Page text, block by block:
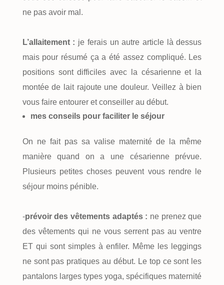
ne pas avoir mal.
L’allaitement : je ferais un autre article là dessus
mais pour résumé ça a été assez compliqué. Les
positions sont difficiles avec la césarienne et la
montée de lait rajoute une douleur. Veillez à bien
vous faire entourer et conseiller au début.
mes conseils pour faciliter le séjour
On ne fait pas sa valise maternité de la même
manière quand on a une césarienne prévue.
Plusieurs petites choses peuvent vous rendre le
séjour moins pénible.
-prévoir des vêtements adaptés : ne prenez que
des vêtements qui ne vous serrent pas au ventre
ET qui sont simples à enfiler. Même les leggings
ne sont pas pratiques au début. Le top ce sont les
pantalons larges types yoga, spécifiques maternité